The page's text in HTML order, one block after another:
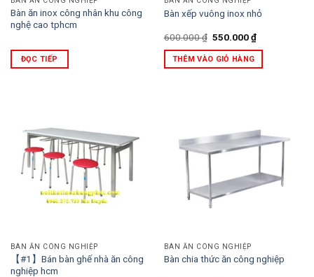
Bàn ăn inox công nhân khu công
nghệ cao tphcm
ĐỌC TIẾP
Bàn xếp vuông inox nhỏ
600.000₫ Giá
là:
600.000 ₫.
550.000₫Giá
hiện
tại
THÊM VÀO GIỎ HÀNG
BÀN ĂN CÔNG NGHIỆP
【#1】Bán bàn ghế nhà ăn công
nghiệp hcm
BÀN ĂN CÔNG NGHIỆP
Bàn chia thức ăn công nghiệp